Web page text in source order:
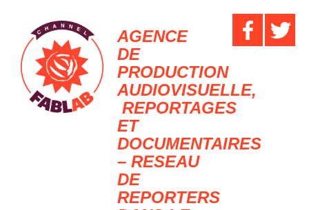
AGENCE
DE
PRODUCTION
AUDIOVISUELLE,
REPORTAGES
ET
DOCUMENTAIRES
– RESEAU
DE
REPORTERS